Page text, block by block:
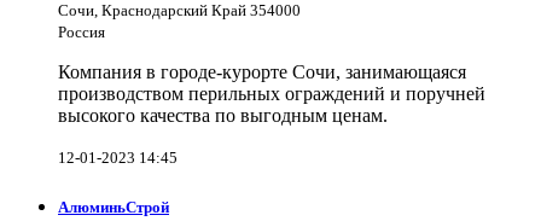
Сочи, Краснодарский Край 354000
Россия
Компания в городе-курорте Сочи, занимающаяся
производством перильных ограждений и поручней
высокого качества по выгодным ценам.
12-01-2023 14:45
АлюминьСтрой